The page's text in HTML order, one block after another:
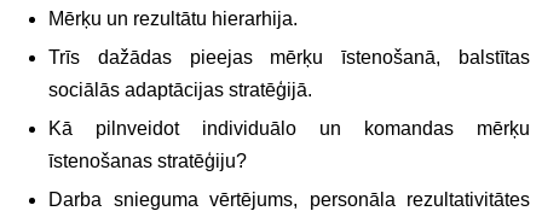
Mērķu un rezultātu hierarhija.
Trīs dažādas pieejas mērķu īstenošanā, balstītas
sociālās adaptācijas stratēģijā.
Kā pilnveidot individuālo un komandas mērķu
īstenošanas stratēģiju?
Darba snieguma vērtējums, personāla rezultativitātes